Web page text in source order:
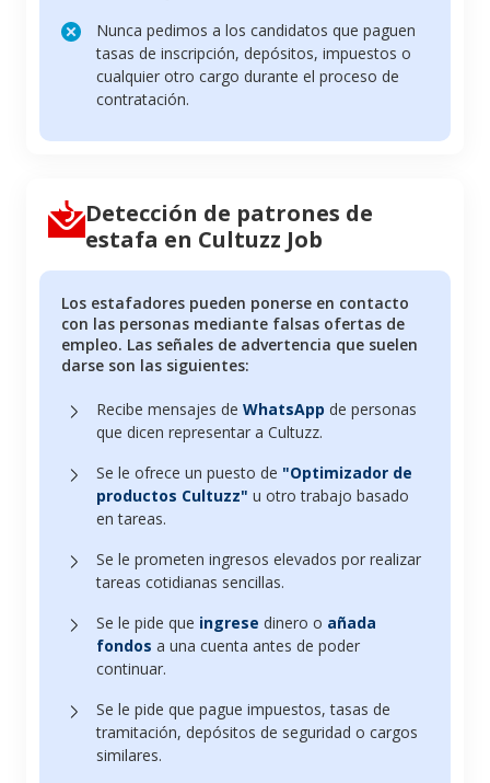
Nunca pedimos a los candidatos que paguen
tasas de inscripción, depósitos, impuestos o
cualquier otro cargo durante el proceso de
contratación.
Detección de patrones de
estafa en Cultuzz Job
Los estafadores pueden ponerse en contacto
con las personas mediante falsas ofertas de
empleo. Las señales de advertencia que suelen
darse son las siguientes:
Recibe mensajes de WhatsApp de personas
que dicen representar a Cultuzz.
Se le ofrece un puesto de "Optimizador de
productos Cultuzz" u otro trabajo basado
en tareas.
Se le prometen ingresos elevados por realizar
tareas cotidianas sencillas.
Se le pide que ingrese dinero o añada
fondos a una cuenta antes de poder
continuar.
Se le pide que pague impuestos, tasas de
tramitación, depósitos de seguridad o cargos
similares.